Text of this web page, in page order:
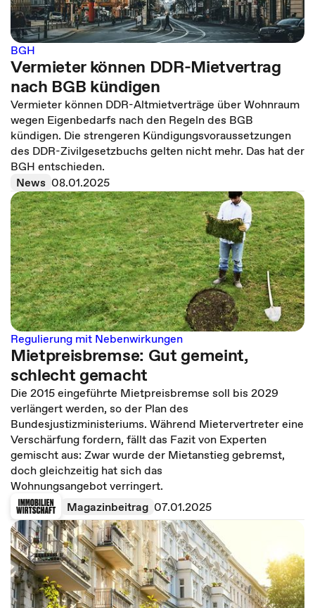
BGH
Vermieter können DDR-Mietvertrag
nach BGB kündigen
Vermieter können DDR-Altmietverträge über Wohnraum
wegen Eigenbedarfs nach den Regeln des BGB
kündigen. Die strengeren Kündigungsvoraussetzungen
des DDR-Zivilgesetzbuchs gelten nicht mehr. Das hat der
BGH entschieden.
News 08.01.2025
Regulierung mit Nebenwirkungen
Mietpreisbremse: Gut gemeint,
schlecht gemacht
Die 2015 eingeführte Mietpreisbremse soll bis 2029
verlängert werden, so der Plan des
Bundesjustizministeriums. Während Mietervertreter eine
Verschärfung fordern, fällt das Fazit von Experten
gemischt aus: Zwar wurde der Mietanstieg gebremst,
doch gleichzeitig hat sich das
Wohnungsangebot verringert.
Magazinbeitrag 07.01.2025